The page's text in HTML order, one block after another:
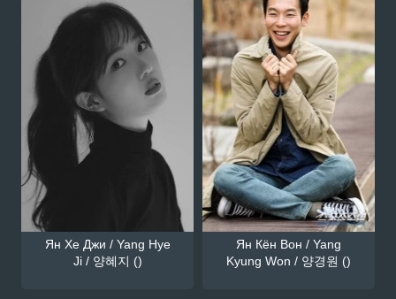
Ян Хе Джи / Yang Hye
Ji / 양혜지 ()
Ян Кён Вон / Yang
Kyung Won / 양경원 ()